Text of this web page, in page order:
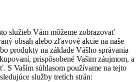
služieb Vám môžeme zobrazovať
obsah alebo zľavové akcie na naše
produkty na základe Vášho správania
prispôsobené Vašim záujmom, a
S Vaším súhlasom používame na tejto
služby tretích strán: